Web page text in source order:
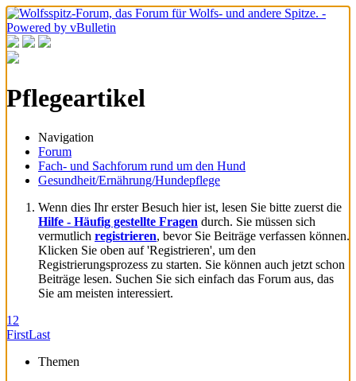
Pflegeartikel
Navigation
Forum
Fach- und Sachforum rund um den Hund
Gesundheit/Ernährung/Hundepflege
Wenn dies Ihr erster Besuch hier ist, lesen Sie bitte zuerst die
Hilfe - Häufig gestellte Fragen durch. Sie müssen sich
vermutlich registrieren, bevor Sie Beiträge verfassen können.
Klicken Sie oben auf 'Registrieren', um den
Registrierungsprozess zu starten. Sie können auch jetzt schon
Beiträge lesen. Suchen Sie sich einfach das Forum aus, das
Sie am meisten interessiert.
1 2
FirstLast
Themen